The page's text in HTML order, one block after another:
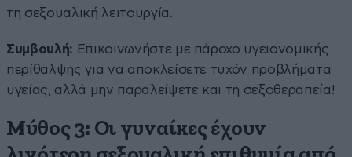
τη σεξουαλική λειτουργία.
Συμβουλή: Επικοινωνήστε με πάροχο υγειονομικής
περίθαλψης για να αποκλείσετε τυχόν προβλήματα
υγείας, αλλά μην παραλείψετε και τη σεξοθεραπεία!
Μύθος 3: Οι γυναίκες έχουν